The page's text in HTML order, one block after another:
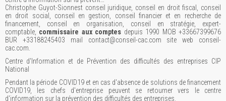
Christophe Guyot-Sionnest conseil juridique, conseil en droit fiscal, conseil
en droit social, conseil en gestion, conseil financier et en recherche de
financement, conseil en organisation, conseil en stratégie, expert-
comptable, commissaire aux comptes depuis 1990 MOB +33667399676
BUR +33188245403 mail contact@conseil-cac.com site web conseil-
cac.com.
Centre d'Information et de Prévention des difficultés des entreprises CIP
National
Pendant la période COVID19 et en cas d'absence de solutions de financement
COVID19, les chefs d'entreprise peuvent se retourner vers le centre
d'information sur la prévention des difficultés des entreprises.